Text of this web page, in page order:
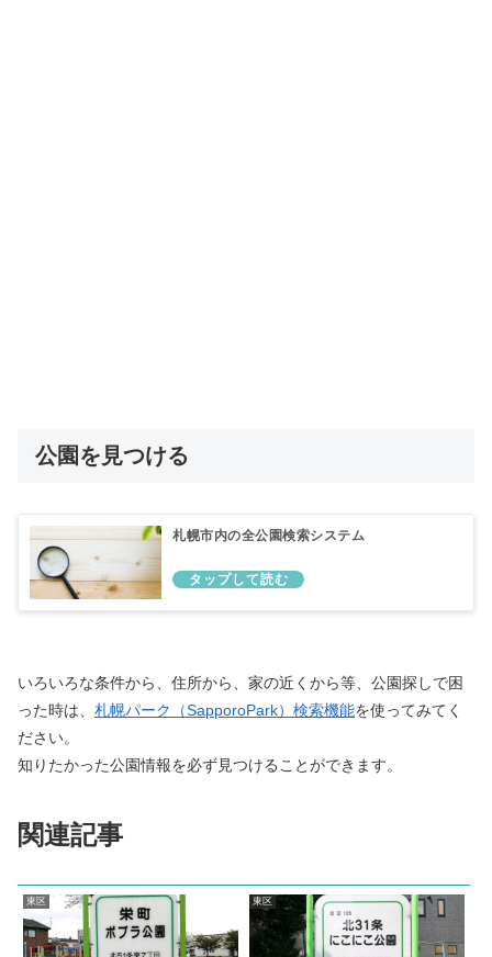
公園を見つける
札幌市内の全公園検索システム
いろいろな条件から、住所から、家の近くから等、公園探しで困
った時は、 札幌パーク（SapporoPark）検索機能を使ってみてく
ださい。
知りたかった公園情報を必ず見つけることができます。
関連記事
東区 東区